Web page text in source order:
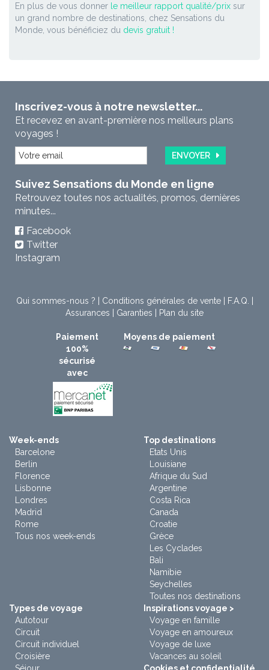
En plus de vous donner le meilleur rapport qualité/prix sur
un grand nombre de destinations, chez Sensations du
Monde, vous bénéficiez du devis gratuit !
Inscrivez-vous à notre newsletter...
Et recevez en avant-première nos meilleurs plans
voyages !
ENVOYER
Suivez Sensations du Monde en ligne
Retrouvez toutes nos actualités, promos, dernières
minutes...
Facebook
Twitter
Instagram
Qui sommes-nous ? Conditions générales de vente| F.A.Q.
Assurances
Garanties Plan du site
Paiement
100%
sécurisé
avec
Moyens de paiement
Week-ends
Barcelone
Berlin
Florence
Lisbonne
Londres
Madrid
Rome
Tous nos week-ends
Top destinations
Etats Unis
Louisiane
Afrique du Sud
Argentine
Costa Rica
Canada
Croatie
Grèce
Les Cyclades
Bali
Namibie
Seychelles
Toutes nos destinations
Types de voyage
Autotour
Circuit
Circuit individuel
Croisière
Inspirations voyage >
Voyage en famille
Voyage en amoureux
Voyage de luxe
Vacances au soleil